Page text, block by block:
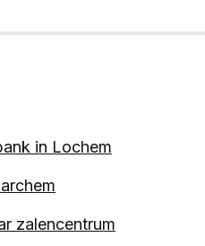
in Lochem
zalencentrum